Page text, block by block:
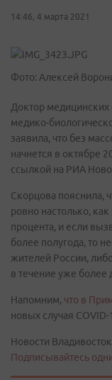
14:46, 4 марта 2021
Фото: Алексей
Доктор медицинских
медико-
заявила, что без
начнется в октябре
ссылкой на РИА
Скорцова пояснила,
ровно настолько,
процента, и если
более полугода, то
жителей России,
в течение уже более
Напомним, что в
новых случая COVID-
Новости
Подписывайтесь